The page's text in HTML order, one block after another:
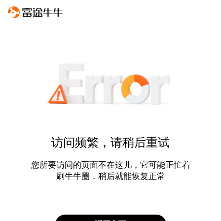
访问频繁，请稍后重试
您所要访问的页面不在这儿，它可能正忙着
刷牛牛圈，稍后就能恢复正常